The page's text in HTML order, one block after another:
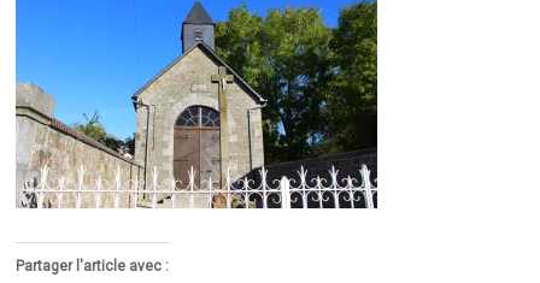
Partager l'article avec :